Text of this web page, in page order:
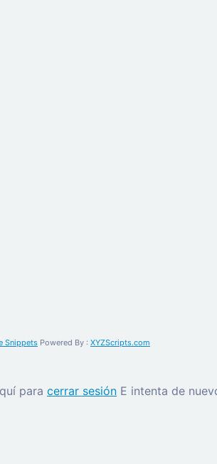
Snippets Powered By : XYZScripts.com
para cerrar sesión E intenta de